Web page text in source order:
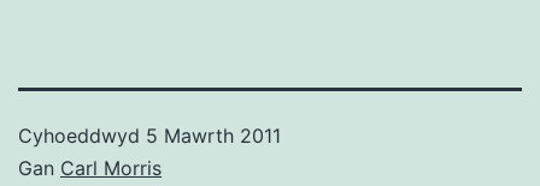
Cyhoeddwyd 5 Mawrth 2011
Gan Carl Morris